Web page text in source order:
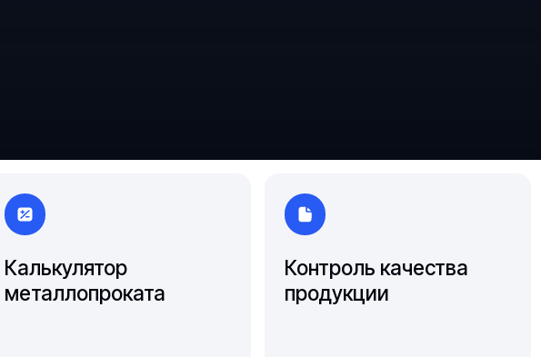
Якутск
Ярославль
Калькулятор
металлопроката
Контроль качества
продукции